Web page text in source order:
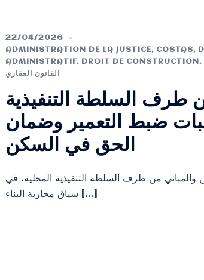
22/04/2026
ADMINISTRATION DE LA JUSTICE, COSTAS,
ADMINISTRATIF, DROIT DE CONSTRUCTION ,
القانون العقاري
طرف السلطة التنفيذية
ضبط التعمير وضمان
الحق في السكن
من طرف السلطة التنفيذية المحلية، في
سياق محاربة البناء […]